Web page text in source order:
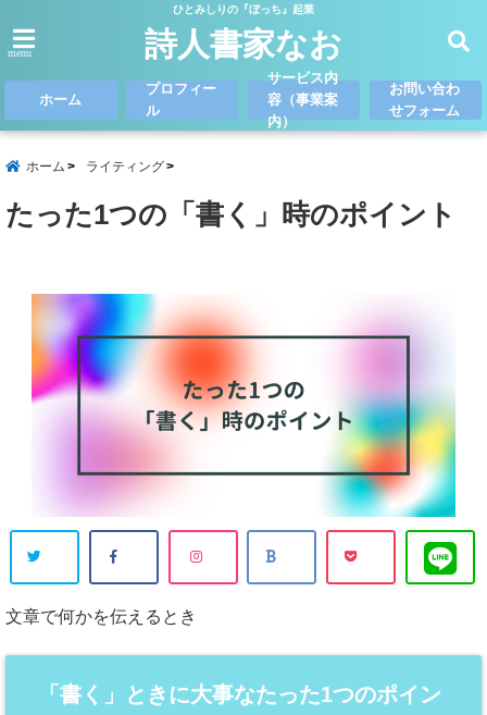
ひとみしりの『ぼっち』起業
menu 詩人書家なお
ホーム
プロフィー
ル
サービス内
容（事業案
内）
お問い合わ
せフォーム
ホーム ライティング
たった1つの「書く」時のポイント
文章で何かを伝えるとき
「書く」ときに大事なたった1つのポイン